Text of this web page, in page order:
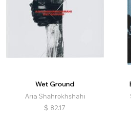
檔案
日記 電影
Wet Ground
Aria Shahrokhshahi
$ 82.17